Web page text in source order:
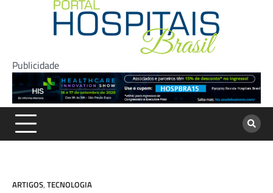
Publicidade
ARTIGOS, TECNOLOGIA